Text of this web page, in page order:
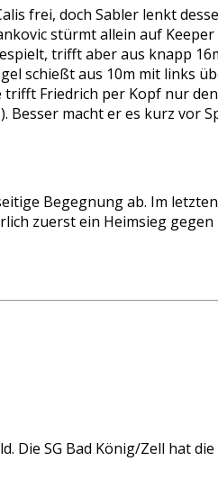
frei, doch Sabler lenkt
stürmt allein auf
trifft aber aus knapp
schießt aus 10m mit links
Friedrich per Kopf nur
Besser macht er es kurz vor
Begegnung ab. Im
zuerst ein Heimsieg
SG Bad König/Zell hat